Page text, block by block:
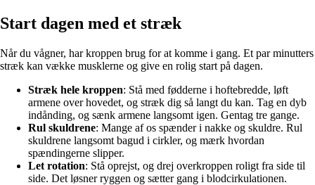
Start dagen med et stræk
Når du vågner, har kroppen brug for at komme i gang. Et par minutters
stræk kan vække musklerne og give en rolig start på dagen.
Stræk hele kroppen: Stå med fødderne i hoftebredde, løft
armene over hovedet, og stræk dig så langt du kan. Tag en dyb
indånding, og sænk armene langsomt igen. Gentag tre gange.
Rul skuldrene: Mange af os spænder i nakke og skuldre. Rul
skuldrene langsomt bagud i cirkler, og mærk hvordan
spændingerne slipper.
Let rotation: Stå oprejst, og drej overkroppen roligt fra side til
side. Det løsner ryggen og sætter gang i blodcirkulationen.